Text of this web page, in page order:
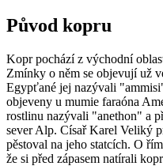
Původ kopru
Kopr pochází z východní
Zmínky o něm se objevují už
Egypťané jej nazývali
objeveny u mumie faraóna
rostlinu nazývali "anethon" a
sever Alp. Císař Karel Veliký
pěstoval na jeho statcích. O
že si před zápasem natírali